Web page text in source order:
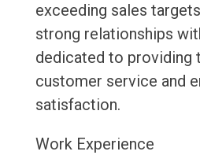
exceeding sales
strong relationships
dedicated to providing
customer service and
satisfaction.
Work Experience